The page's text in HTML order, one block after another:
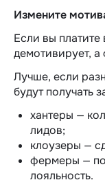
Измените
Если вы
демотивирует,
Лучше, если
будут получать
хантеры —
лидов;
клоузеры —
фермеры —
лояльность.